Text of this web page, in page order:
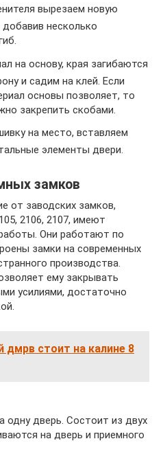
вырезаем новую
несколько
на основу, края загибаются
и садим на клей. Если
основы позволяет, то
закрепить скобами.
на место, вставляем
элементы двери.
замков
от заводских замков,
2106, 2107, имеют
Они работают по
замки на современных
производства.
ему закрывать
усилиями, достаточно
дмрв стоит на калине 8
одну дверь. Состоит из двух
на дверь и приемного